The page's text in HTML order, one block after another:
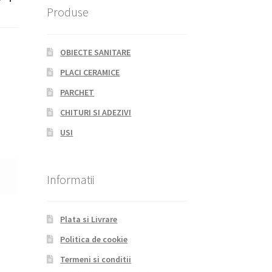
Produse
OBIECTE SANITARE
PLACI CERAMICE
PARCHET
CHITURI SI ADEZIVI
USI
Informatii
Plata si Livrare
Politica de cookie
Termeni si conditii